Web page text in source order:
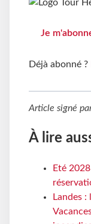
Je
Déjà abonné ?
Article signé
À lire
Eté
Landes